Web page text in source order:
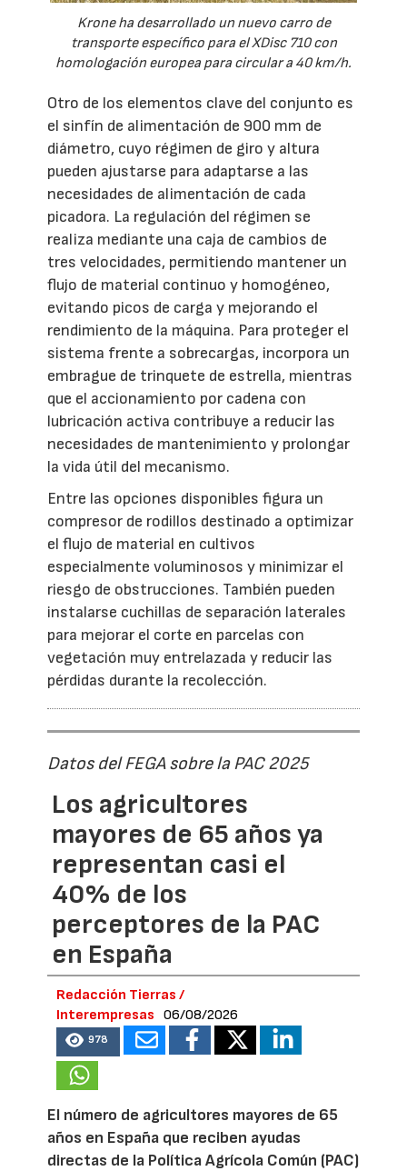
Krone ha desarrollado un nuevo carro de
transporte específico para el XDisc 710 con
homologación europea para circular a 40 km/h.
Otro de los elementos clave del conjunto es
el sinfín de alimentación de 900 mm de
diámetro, cuyo régimen de giro y altura
pueden ajustarse para adaptarse a las
necesidades de alimentación de cada
picadora. La regulación del régimen se
realiza mediante una caja de cambios de
tres velocidades, permitiendo mantener un
flujo de material continuo y homogéneo,
evitando picos de carga y mejorando el
rendimiento de la máquina. Para proteger el
sistema frente a sobrecargas, incorpora un
embrague de trinquete de estrella, mientras
que el accionamiento por cadena con
lubricación activa contribuye a reducir las
necesidades de mantenimiento y prolongar
la vida útil del mecanismo.
Entre las opciones disponibles figura un
compresor de rodillos destinado a optimizar
el flujo de material en cultivos
especialmente voluminosos y minimizar el
riesgo de obstrucciones. También pueden
instalarse cuchillas de separación laterales
para mejorar el corte en parcelas con
vegetación muy entrelazada y reducir las
pérdidas durante la recolección.
Datos del FEGA sobre la PAC 2025
Los agricultores
mayores de 65 años ya
representan casi el
40% de los
perceptores de la PAC
en España
Redacción Tierras /
Interempresas
06/08/2026
978
El número de agricultores mayores de 65
años en España que reciben ayudas
directas de la Política Agrícola Común (PAC)